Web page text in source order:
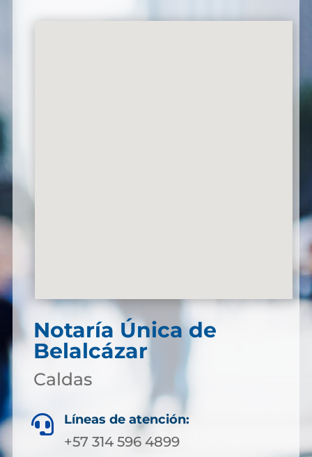
Notaría Única de
Belalcázar
Caldas
 Líneas de atención:
+57 314 596 4899